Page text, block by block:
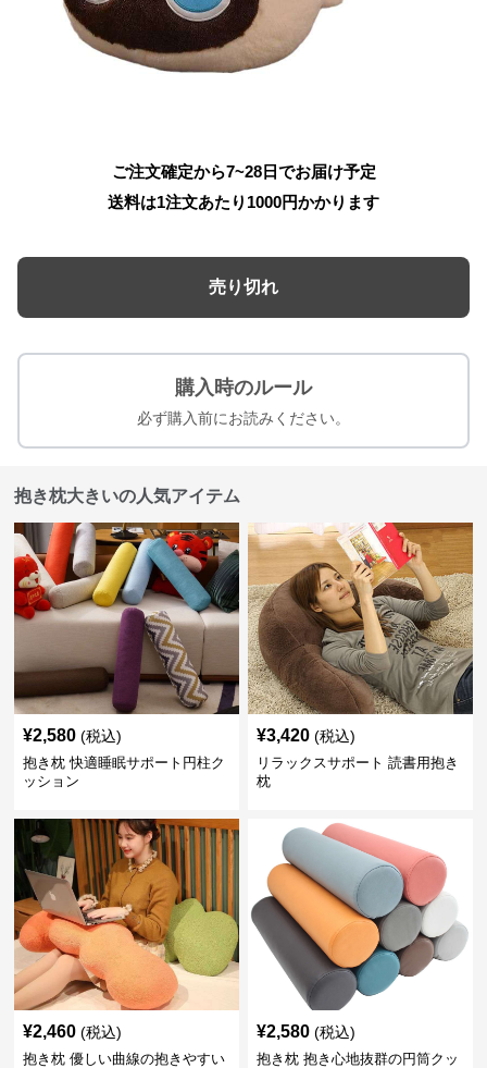
ご注文確定から7~28日でお届け予定
送料は1注文あたり 1000円かかります
売り切れ
購入時のルール
必ず購入前にお読みください。
抱き枕大きいの人気アイテム
¥2,580 (税込)
抱き枕 快適睡眠サポート円柱ク
ッション
¥3,420 (税込)
リラックスサポート 読書用抱き
枕
¥2,460 (税込)
抱き枕 優しい曲線の抱きやすい
¥2,580 (税込)
抱き枕 抱き心地抜群の円筒クッ